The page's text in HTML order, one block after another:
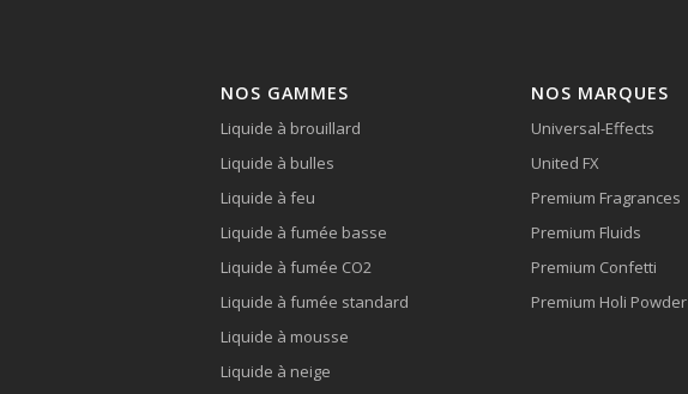
NOS GAMMES
Liquide à brouillard
Liquide à bulles
Liquide à feu
Liquide à fumée basse
Liquide à fumée CO2
Liquide à fumée standard
Liquide à mousse
Liquide à neige
NOS MARQUES
Universal-Effects
United FX
Premium Fragrances
Premium Fluids
Premium Confetti
Premium Holi Powder